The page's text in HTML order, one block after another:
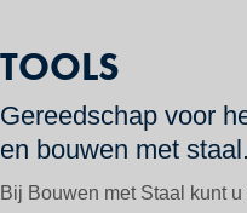
TOOLS
Gereedschap voor
en bouwen met staal.
Bij Bouwen met Staal kunt